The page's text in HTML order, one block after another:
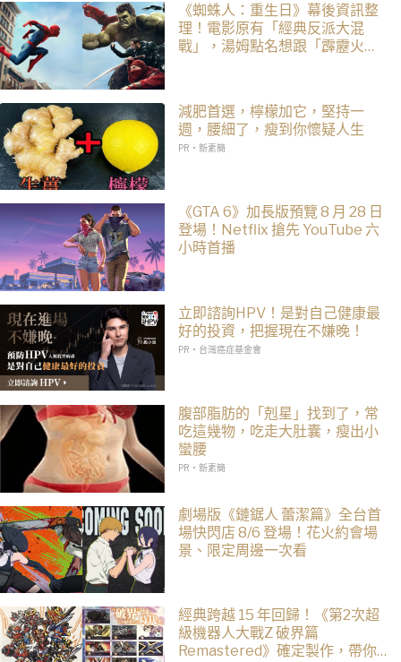
《蜘蛛人：重生日》幕後資訊整
理！電影原有「經典反派大混
戰」，湯姆點名想跟「霹靂火」
減肥首選，檸檬加它，堅持一
週，腰細了，瘦到你懷疑人生
PR・新素簡
《GTA 6》加長版預覽 8 月 28 日
登場！Netflix 搶先 YouTube 六
小時首播
立即諮詢HPV！是對自己健康最
好的投資，把握現在不嫌晚！
PR・台灣癌症基金會
腹部脂肪的「剋星」找到了，常
吃這幾物，吃走大肚囊，瘦出小
蠻腰
PR・新素簡
劇場版《鏈鋸人 蕾潔篇》全台首
場快閃店 8/6 登場！花火約會場
景、限定周邊一次看
經典跨越 15 年回歸！《第2次超
級機器人大戰Z 破界篇
Remastered》確定製作，帶你